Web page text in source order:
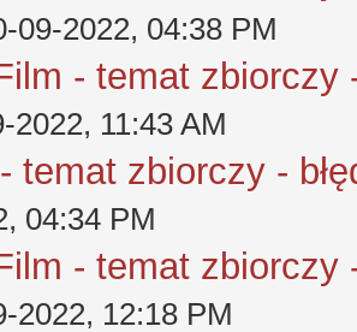
09-2022, 04:38 PM
- temat zbiorczy
2022, 11:43 AM
temat zbiorczy -
04:34 PM
- temat zbiorczy
2022, 12:18 PM